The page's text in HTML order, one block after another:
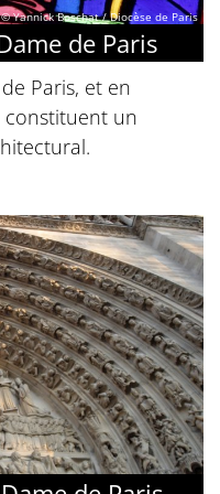
© Yannick Boschat / Diocèse de Paris
de Paris
Paris, et en
constituent un